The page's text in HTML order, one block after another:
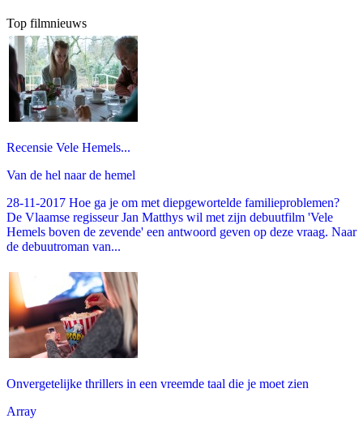
Top filmnieuws
Recensie Vele Hemels...
Van de hel naar de hemel
28-11-2017 Hoe ga je om met diepgewortelde familieproblemen?
De Vlaamse regisseur Jan Matthys wil met zijn debuutfilm 'Vele
Hemels boven de zevende' een antwoord geven op deze vraag. Naar
de debuutroman van...
Onvergetelijke thrillers in een vreemde taal die je moet zien
Array